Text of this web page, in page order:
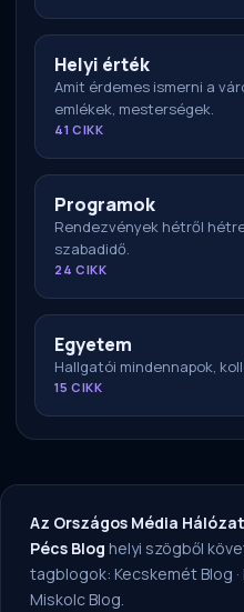
Helyi érték
Amit érdemes ismerni a
emlékek, mesterségek.
41 CIKK
Programok
Rendezvények hétről
szabadidő.
24 CIKK
Egyetem
Hallgatói mindennapok,
15 CIKK
Az Országos Média
Pécs Blog helyi szögből
tagblogok: Kecskemét Blog ·
Miskolc Blog.